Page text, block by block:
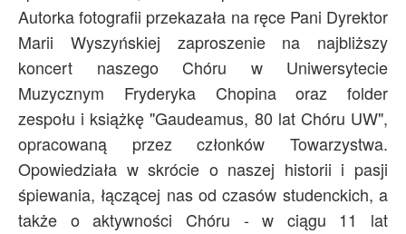
Autorka fotografii przekazała na ręce Pani Dyrektor
Marii Wyszyńskiej zaproszenie na najbliższy
koncert naszego Chóru w Uniwersytecie
Muzycznym Fryderyka Chopina oraz folder
zespołu i książkę "Gaudeamus, 80 lat Chóru UW",
opracowaną przez członków Towarzystwa.
Opowiedziała w skrócie o naszej historii i pasji
śpiewania, łączącej nas od czasów studenckich, a
także o aktywności Chóru - w ciągu 11 lat